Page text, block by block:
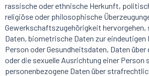
rassische oder ethnische Herkunft,
religiöse oder philosophische
Gewerkschaftszugehörigkeit
Daten, biometrische Daten zur
Person oder Gesundheitsdaten, Daten über
oder die sexuelle Ausrichtung einer Person
personenbezogene Daten über